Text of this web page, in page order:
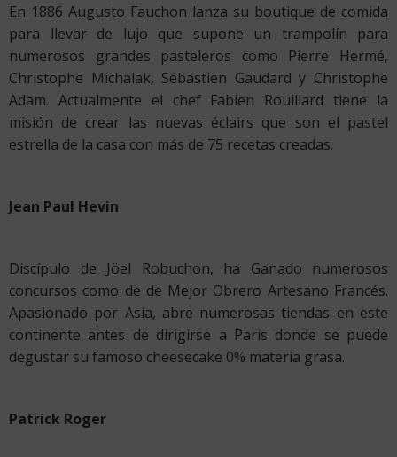
En 1886 Augusto Fauchon lanza su boutique de comida
para llevar de lujo que supone un trampolín para
numerosos grandes pasteleros como Pierre Hermé,
Christophe Michalak, Sébastien Gaudard y Christophe
Adam. Actualmente el chef Fabien Rouillard tiene la
misión de crear las nuevas éclairs que son el pastel
estrella de la casa con más de 75 recetas creadas.
Jean Paul Hevin
Discípulo de Jöel Robuchon, ha Ganado numerosos
concursos como de de Mejor Obrero Artesano Francés.
Apasionado por Asia, abre numerosas tiendas en este
continente antes de dirigirse a Paris donde se puede
degustar su famoso cheesecake 0% materia grasa.
Patrick Roger